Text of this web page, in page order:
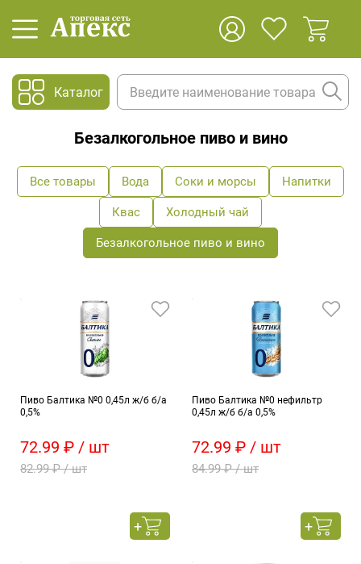
Каталог
Безалкогольное пиво и вино
Все товары Вода Соки и морсы Напитки
Квас Холодный чай
Безалкогольное пиво и вино
Пиво Балтика №0 0,45л ж/б б/а
0,5%
72.99 ₽ / шт
82.99 ₽ / шт
Пиво Балтика №0 нефильтр
0,45л ж/б б/а 0,5%
72.99 ₽ / шт
84.99 ₽ / шт